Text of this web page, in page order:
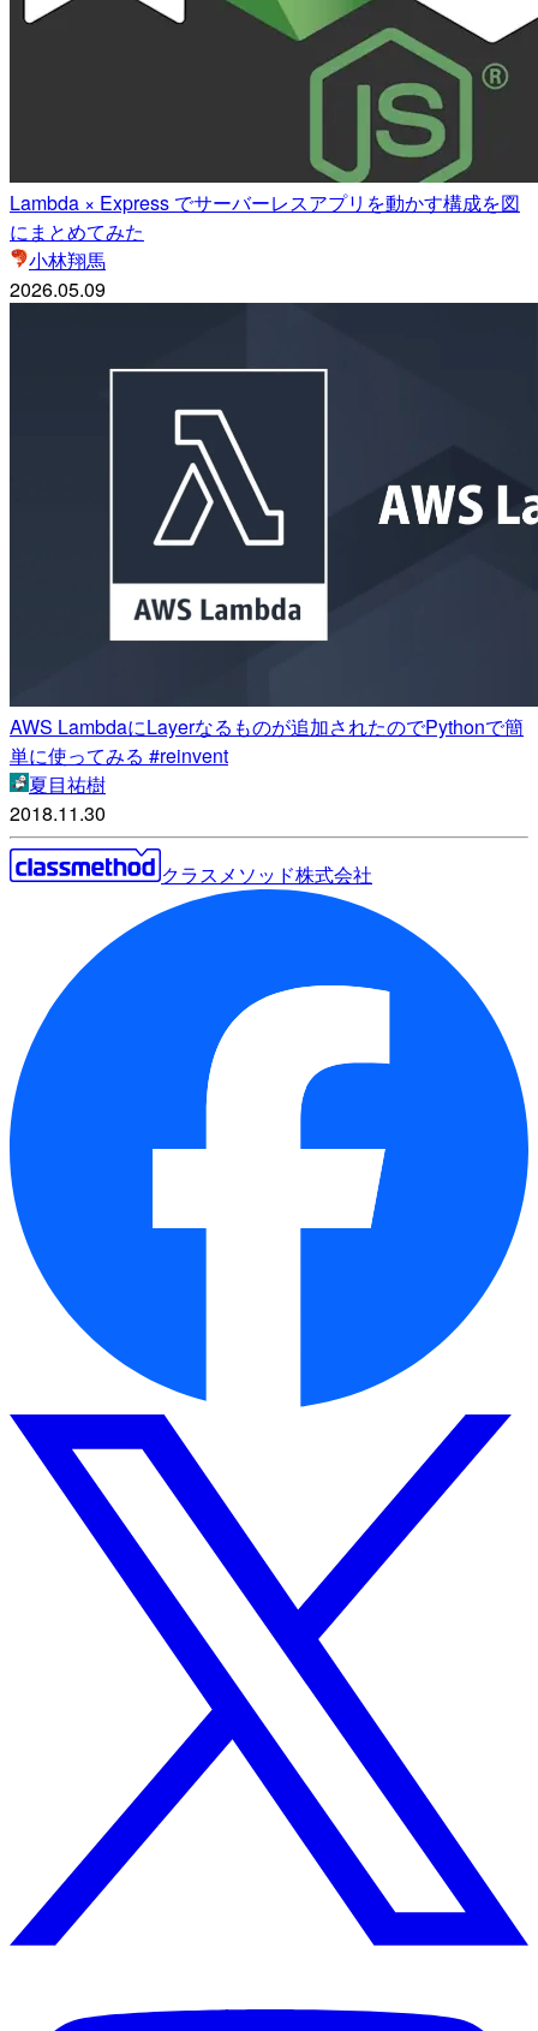
Lambda × Express でサーバーレスアプリを動かす構成を図
にまとめてみた
小林翔馬
2026.05.09
AWS LambdaにLayerなるものが追加されたのでPythonで簡
単に使ってみる #reinvent
夏目祐樹
2018.11.30
クラスメソッド株式会社